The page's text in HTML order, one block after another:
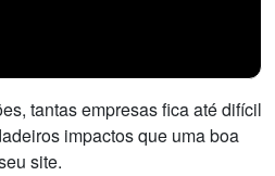
tantas empresas fica até difícil
impactos que uma boa
site.